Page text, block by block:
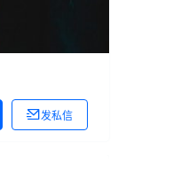
发私信